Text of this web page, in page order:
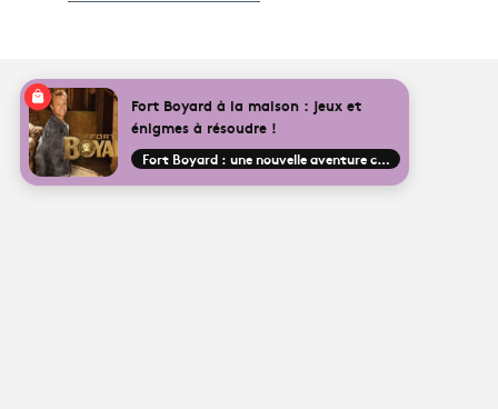
Fort Boyard à la maison : jeux et
énigmes à résoudre !
Fort Boyard : une nouvelle aventure commence !